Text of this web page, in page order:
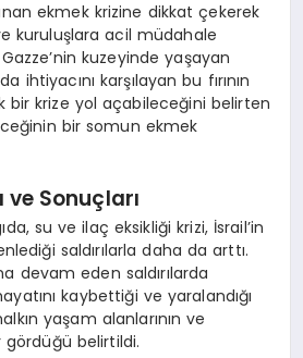
ekmek krizine dikkat çekerek
kuruluşlara acil müdahale
kuzeyinde yaşayan
ihtiyacını karşılayan bu fırının
bir krize yol açabileceğini belirten
bir somun ekmek
ve Sonuçları
su ve ilaç eksikliği krizi, İsrail’in
saldırılarla daha da arttı.
devam eden saldırılarda
kaybettiği ve yaralandığı
yaşam alanlarının ve
gördüğü belirtildi.